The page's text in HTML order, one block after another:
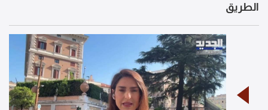
الطريق